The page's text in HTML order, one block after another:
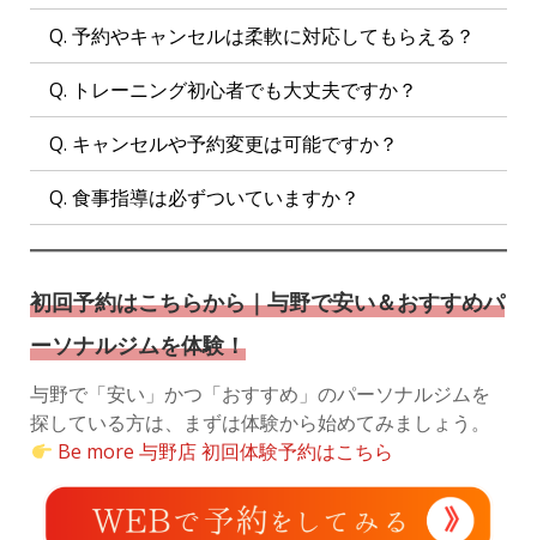
Q. 予約やキャンセルは柔軟に対応してもらえる？
Q. トレーニング初心者でも大丈夫ですか？
Q. キャンセルや予約変更は可能ですか？
Q. 食事指導は必ずついていますか？
初回予約はこちらから｜与野で安い＆おすすめパ
ーソナルジムを体験！
与野で「安い」かつ「おすすめ」のパーソナルジムを
探している方は、まずは体験から始めてみましょう。
Be more 与野店 初回体験予約はこちら